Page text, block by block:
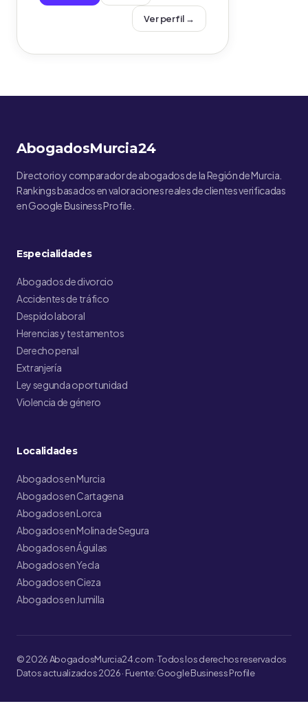
Ver perfil →
AbogadosMurcia24
Directorio y comparador de abogados de la Región de Murcia.
Rankings basados en valoraciones reales de clientes verificadas
en Google Business Profile.
Especialidades
Abogados de divorcio
Accidentes de tráfico
Despido laboral
Herencias y testamentos
Derecho penal
Extranjería
Ley segunda oportunidad
Violencia de género
Localidades
Abogados en Murcia
Abogados en Cartagena
Abogados en Lorca
Abogados en Molina de Segura
Abogados en Águilas
Abogados en Yecla
Abogados en Cieza
Abogados en Jumilla
© 2026 AbogadosMurcia24.com · Todos los derechos reservados
Datos actualizados 2026 · Fuente: Google Business Profile